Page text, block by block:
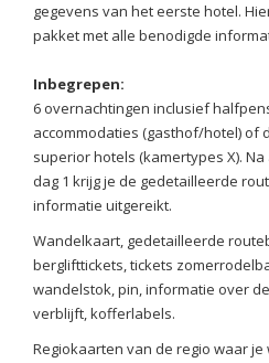
gegevens van het eerste hotel.
pakket met alle benodigde
Inbegrepen:
6 overnachtingen inclusief
accommodaties (gasthof/hotel) of
superior hotels (kamertypes X).
dag 1 krijg je de gedetailleerde
informatie uitgereikt.
Wandelkaart, gedetailleerde
berglifttickets, tickets
wandelstok, pin, informatie over
verblijft, kofferlabels.
Regiokaarten van de regio waar